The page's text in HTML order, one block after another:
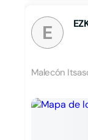
E
Malecón